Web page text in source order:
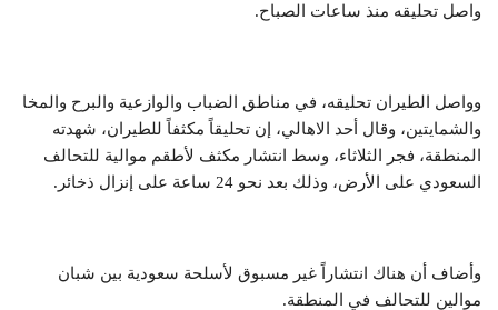
واصل تحليقه منذ ساعات الصباح.
وواصل الطيران تحليقه، في مناطق الضباب والوازعية والبرح والمخا
والشمايتين، وقال أحد الاهالي، إن تحليقاً مكثفاً للطيران، شهدته
المنطقة، فجر الثلاثاء، وسط انتشار مكثف لأطقم موالية للتحالف
السعودي على الأرض، وذلك بعد نحو 24 ساعة على إنزال ذخائر.
وأضاف أن هناك انتشاراً غير مسبوق لأسلحة سعودية بين شبان
موالين للتحالف في المنطقة.